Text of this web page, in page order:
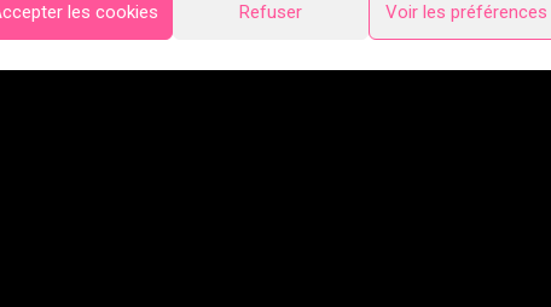
les cookies Refuser Voir les préférences